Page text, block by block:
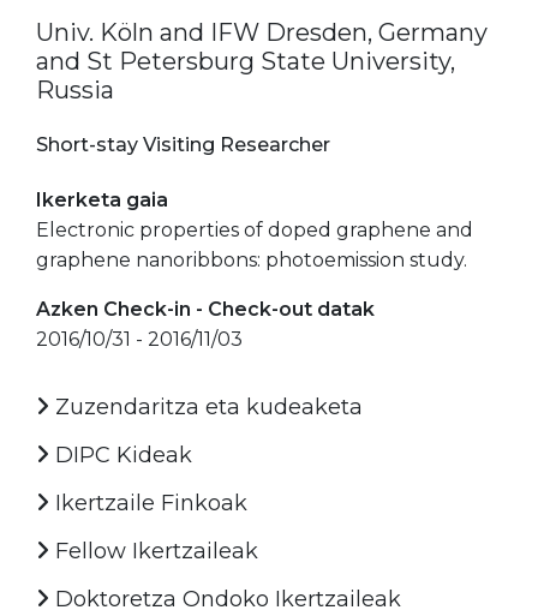
Univ. Köln and IFW Dresden, Germany
and St Petersburg State University,
Russia
Short-stay Visiting Researcher
Ikerketa gaia
Electronic properties of doped graphene and
graphene nanoribbons: photoemission study.
Azken Check-in - Check-out datak
2016/10/31 - 2016/11/03
Zuzendaritza eta kudeaketa
DIPC Kideak
Ikertzaile Finkoak
Fellow Ikertzaileak
Doktoretza Ondoko Ikertzaileak